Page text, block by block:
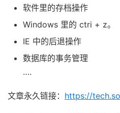
软件里的存档操作
Windows 里的 ctri + z。
IE 中的后退操作
数据库的事务管理
….
文章永久链接： https://